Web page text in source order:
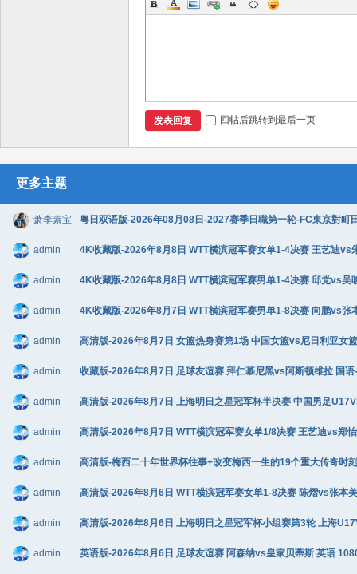
发表回复 回帖后跳转到最后一页
更多主题
萧李素宝 粤日双语版-2026年08月08日-2027赛季日職第一轮-FC東京對町
admin 4K收藏版-2026年8月8日 WTT横滨冠军赛女单1-4决赛 王艺迪vs
admin 4K收藏版-2026年8月8日 WTT横滨冠军赛男单1-4决赛 邱党vs吴
admin 4K收藏版-2026年8月7日 WTT横滨冠军赛男单1-8决赛 向鹏vs
admin 高清版-2026年8月7日 女篮热身赛第1场 中国女篮vs尼日利亚女
admin 收藏版-2026年8月7日 足球友谊赛 拜仁慕尼黑vs阿斯顿维拉 国
admin 高清版-2026年8月7日 上海明日之星冠军杯半决赛 中国男足
admin 高清版-2026年8月7日 WTT横滨冠军赛女单1/8决赛 王艺迪vs郑
admin 高清版-梅西二十年世界杯往事+改变梅西一生的19个重大传奇
admin 高清版-2026年8月6日 WTT横滨冠军赛女单1-8决赛 陈熠vs张本
admin 高清版-2026年8月6日 上海明日之星冠军杯小组赛第3轮 上海
admin 英语版-2026年8月6日 足球友谊赛 阿森纳vs皇家贝蒂斯 英语